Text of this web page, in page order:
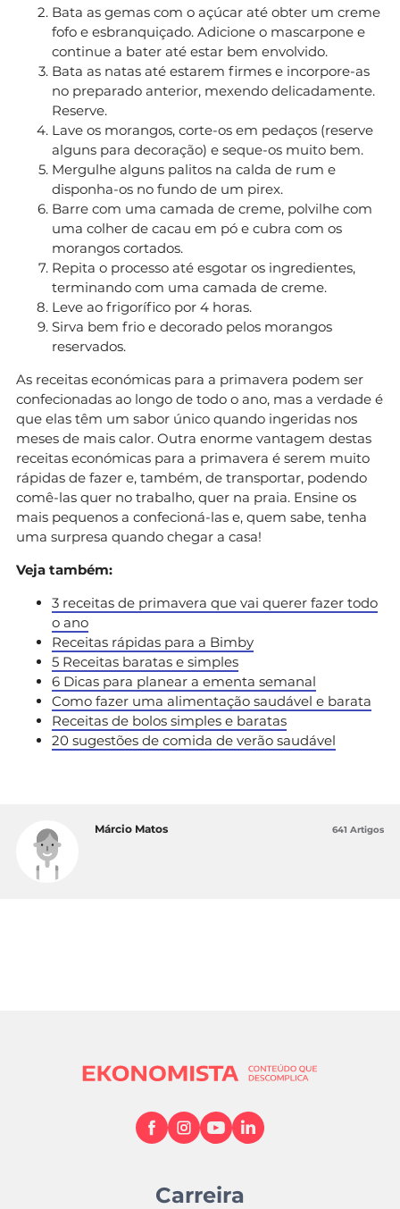
Bata as gemas com o açúcar até obter um creme
fofo e esbranquiçado. Adicione o mascarpone e
continue a bater até estar bem envolvido.
Bata as natas até estarem firmes e incorpore-as
no preparado anterior, mexendo delicadamente.
Reserve.
Lave os morangos, corte-os em pedaços (reserve
alguns para decoração) e seque-os muito bem.
Mergulhe alguns palitos na calda de rum e
disponha-os no fundo de um pirex.
Barre com uma camada de creme, polvilhe com
uma colher de cacau em pó e cubra com os
morangos cortados.
Repita o processo até esgotar os ingredientes,
terminando com uma camada de creme.
Leve ao frigorífico por 4 horas.
Sirva bem frio e decorado pelos morangos
reservados.
As receitas económicas para a primavera podem ser
confecionadas ao longo de todo o ano, mas a verdade é
que elas têm um sabor único quando ingeridas nos
meses de mais calor. Outra enorme vantagem destas
receitas económicas para a primavera é serem muito
rápidas de fazer e, também, de transportar, podendo
comê-las quer no trabalho, quer na praia. Ensine os
mais pequenos a confecioná-las e, quem sabe, tenha
uma surpresa quando chegar a casa!
Veja também:
3 receitas de primavera que vai querer fazer todo
o ano
Receitas rápidas para a Bimby
5 Receitas baratas e simples
6 Dicas para planear a ementa semanal
Como fazer uma alimentação saudável e barata
Receitas de bolos simples e baratas
20 sugestões de comida de verão saudável
Márcio Matos 641 Artigos
Carreira